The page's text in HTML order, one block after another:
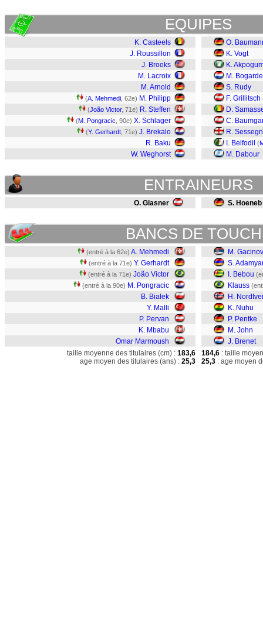
EQUIPES
K. Casteels
J. Roussillon
J. Brooks
M. Lacroix
M. Arnold
(A. Mehmedi , 62e) M. Philipp
(João Victor, 71e) R. Steffen
(M. Pongracic , 90e) X. Schlager
(Y. Gerhardt , 71e) J. Brekalo
R. Baku
W. Weghorst
O.
K. Vogt
K.
M. Bogarde
S. Rudy
F. Grillitsch
D.
C.
R.
I. Belfodil (
M. Dabour
ENTRAINEURS
O. Glasner S. Hoeneb
BANCS DE
(entré à la 62e) A. Mehmedi
(entré à la 71e) Y. Gerhardt
(entré à la 71e) João Victor
(entré à la 90e) M. Pongracic
B. Bialek
Y. Malli
P. Pervan
K. Mbabu
Omar Marmoush
M.
S.
I. Bebou
Klauss
H.
K. Nuhu
P. Pentke
M. John
J. Brenet
taille moyenne des titulaires (cm) : 183,6
age moyen des titulaires (ans) : 25,3
184,6 : taille
25,3 : age moyen